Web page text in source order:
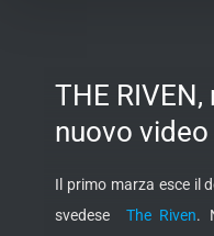
THE
nuovo video
Il primo marza esce il
svedese The Riven.